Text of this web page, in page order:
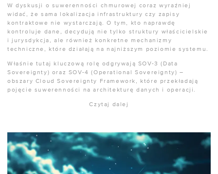
W dyskusji o suwerenności chmurowej coraz wyraźniej
widać, że sama lokalizacja infrastruktury czy zapisy
kontraktowe nie wystarczają. O tym, kto naprawdę
kontroluje dane, decydują nie tylko struktury właścicielskie
i jurysdykcja, ale również konkretne mechanizmy
techniczne, które działają na najniższym poziomie systemu.
Właśnie tutaj kluczową rolę odgrywają SOV-3 (Data
Sovereignty) oraz SOV-4 (Operational Sovereignty) –
obszary Cloud Sovereignty Framework, które przekładają
pojęcie suwerenności na architekturę danych i operacji.
Czytaj dalej